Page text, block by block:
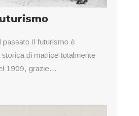
passato Il futurismo è
storica di matrice totalmente
1909, grazie...